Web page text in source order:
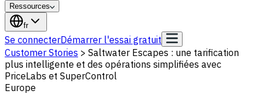
Ressources
fr
Se connecterDémarrer l'essai gratuit
Customer Stories > Saltwater Escapes : une tarification
plus intelligente et des opérations simplifiées avec
PriceLabs et SuperControl
Europe